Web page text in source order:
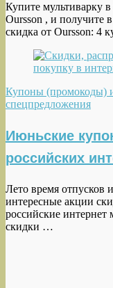
Купите мультиварку
Oursson , и
скидка от Oursson: 4
Купоны (промокоды)
спецпредложения
Июньские
российских
Лето время отпусков
интересные акции
российские
скидки …